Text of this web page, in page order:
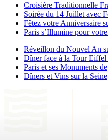
Croisière Traditionnelle
Soirée du 14 Juillet avec
Fêtez votre Anniversaire
Paris s’Illumine pour
Réveillon du Nouvel An
Dîner face à la Tour
Paris et ses Monuments
Dîners et Vins sur la Seine